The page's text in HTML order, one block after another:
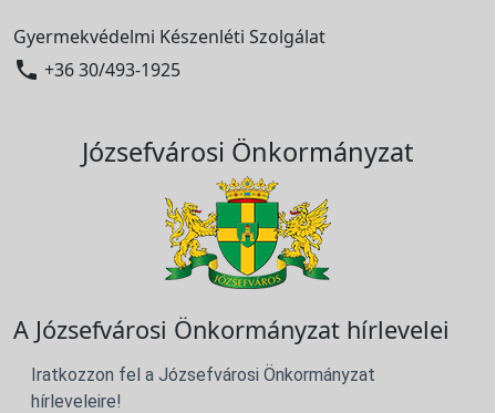
Gyermekvédelmi Készenléti Szolgálat
 +36 30/493-1925
Józsefvárosi Önkormányzat
A Józsefvárosi Önkormányzat hírlevelei
Iratkozzon fel a Józsefvárosi Önkormányzat
hírleveleire!